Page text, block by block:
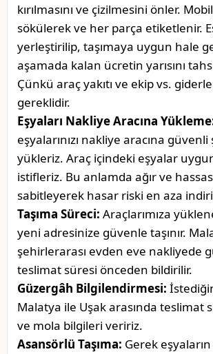
kırılmasını ve çizilmesini önler.
sökülerek ve her parça etiketlenir.
yerleştirilip, taşımaya uygun hale
aşamada kalan ücretin yarısını
Çünkü araç yakıtı ve ekip vs.
gereklidir.
Eşyaları Nakliye Aracına
eşyalarınızı nakliye aracına güvenli
yükleriz. Araç içindeki eşyalar
istifleriz. Bu anlamda ağır ve
sabitleyerek hasar riski en aza
Taşıma Süreci: Araçlarımıza
yeni adresinize güvenle taşınır.
şehirlerarası evden eve nakliyede
teslimat süresi önceden bildirilir.
Güzergâh Bilgilendirmesi:
Malatya ile Uşak arasında teslimat
ve mola bilgileri veririz.
Asansörlü Taşıma: Gerek